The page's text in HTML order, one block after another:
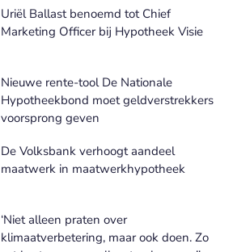
Uriël Ballast benoemd tot Chief
Marketing Officer bij Hypotheek Visie
Nieuwe rente-tool De Nationale
Hypotheekbond moet geldverstrekkers
voorsprong geven
De Volksbank verhoogt aandeel
maatwerk in maatwerkhypotheek
‘Niet alleen praten over
klimaatverbetering, maar ook doen. Zo